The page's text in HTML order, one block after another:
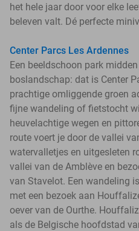
het hele jaar door voor elke
beleven valt. Dé perfecte
Center Parcs Les Ardennes
Een beeldschoon park
boslandschap: dat is Center
prachtige omliggende groen
fijne wandeling of fietstocht
heuvelachtige wegen en
route voert je door de vallei
watervalletjes en uitgesleten
vallei van de Amblève en
van Stavelot. Een wandeling
met een bezoek aan
oever van de Ourthe.
als de Belgische hoofdstad